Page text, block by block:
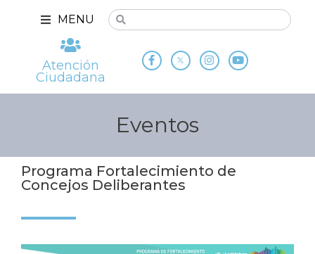
MENU
Atención
Ciudadana
Eventos
Programa Fortalecimiento de
Concejos Deliberantes